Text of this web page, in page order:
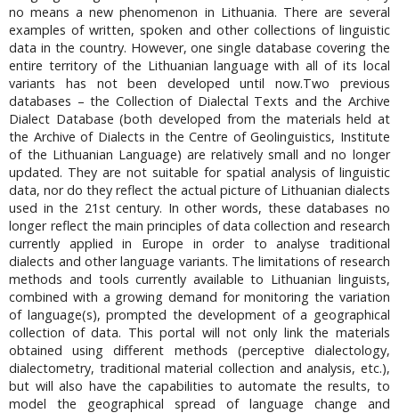
no means a new phenomenon in Lithuania. There are several
examples of written, spoken and other collections of linguistic
data in the country. However, one single database covering the
entire territory of the Lithuanian language with all of its local
variants has not been developed until now.Two previous
databases – the Collection of Dialectal Texts and the Archive
Dialect Database (both developed from the materials held at
the Archive of Dialects in the Centre of Geolinguistics, Institute
of the Lithuanian Language) are relatively small and no longer
updated. They are not suitable for spatial analysis of linguistic
data, nor do they reflect the actual picture of Lithuanian dialects
used in the 21st century. In other words, these databases no
longer reflect the main principles of data collection and research
currently applied in Europe in order to analyse traditional
dialects and other language variants. The limitations of research
methods and tools currently available to Lithuanian linguists,
combined with a growing demand for monitoring the variation
of language(s), prompted the development of a geographical
collection of data. This portal will not only link the materials
obtained using different methods (perceptive dialectology,
dialectometry, traditional material collection and analysis, etc.),
but will also have the capabilities to automate the results, to
model the geographical spread of language change and